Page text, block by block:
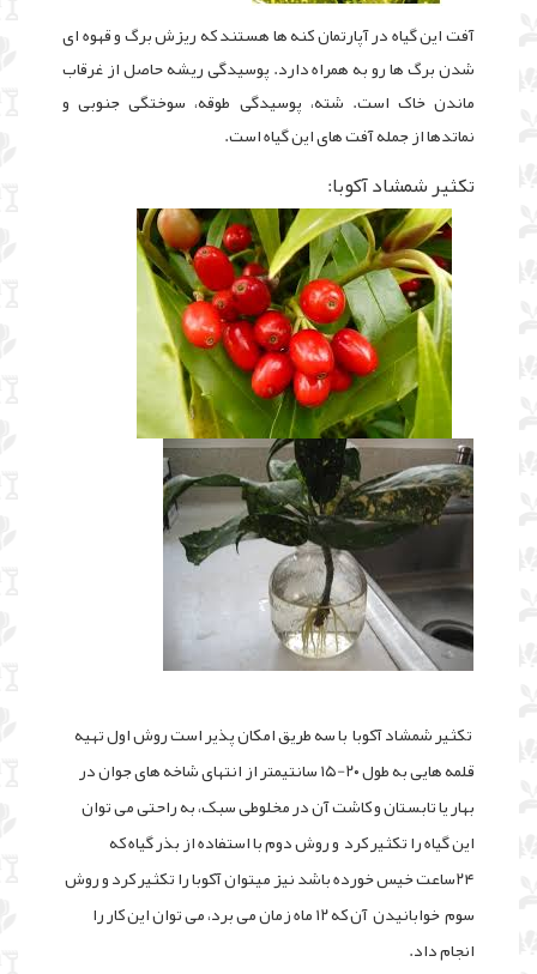
آفت این گیاه در آپارتمان کنه ها هستند که ریزش برگ و قهوه ای
شدن برگ ها رو به همراه دارد. پوسیدگی ریشه حاصل از غرقاب
ماندن خاک است. شته، پوسیدگی طوقه، سوختگی جنوبی و
نماتدها از جمله آفت های این گیاه است.
تکثیر شمشاد آکوبا:
تکثیر شمشاد آکوبا با سه طریق امکان پذیر است روش اول تهیه
قلمه هایی به طول ۲۰-۱۵ سانتیمتر از انتهای شاخه های جوان در
بهار یا تابستان و کاشت آن در مخلوطی سبک، به راحتی می توان
این گیاه را تکثیر کرد و روش دوم با استفاده از بذر گیاه که
۲۴ساعت خیس خورده باشد نیز میتوان آکوبا را تکثیر کرد و روش
سوم خوابانیدن آن که ۱۲ ماه زمان می برد، می توان این کار را
انجام داد.